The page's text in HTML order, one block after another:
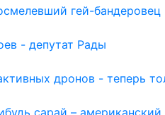
гей-бандеровец
- депутат Рады
дронов - теперь
сарай –